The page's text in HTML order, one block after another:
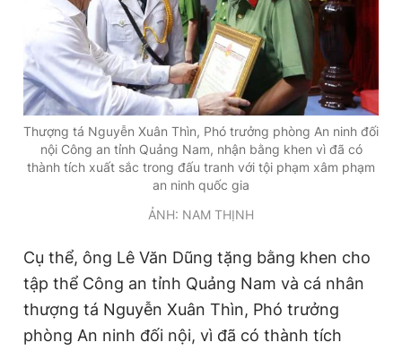
Đặt báo Quảng cáo RSS Tòa soạn Chính sách bảo
Tổng biên tập: Nguyễn Ngọc Toàn
Phó tổng biên tập thường trực: Hải Thành
Phó tổng biên tập: Lâm Hiếu Dũng
Phó tổng biên tập: Trần Việt Hưng
Tổng thư ký tòa soạn: Đức Trung
Giấy phép xuất bản số 110/GP - BTTTT cấp ngày 24.3.2020
© 2003-2026 Bản quyền thuộc về Báo Thanh Niên. Cấm sao
chép dưới mọi hình thức nếu không có sự chấp thuận bằng văn
bản. Phát triển bởi ePi Technologies, JSC.
Thượng tá Nguyễn Xuân Thìn, Phó trưởng phòng An ninh đối
nội Công an tỉnh Quảng Nam, nhận bằng khen vì đã có
thành tích xuất sắc trong đấu tranh với tội phạm xâm phạm
an ninh quốc gia
ẢNH: NAM THỊNH
Cụ thể, ông Lê Văn Dũng tặng bằng khen cho
tập thể Công an tỉnh Quảng Nam và cá nhân
thượng tá Nguyễn Xuân Thìn, Phó trưởng
phòng An ninh đối nội, vì đã có thành tích